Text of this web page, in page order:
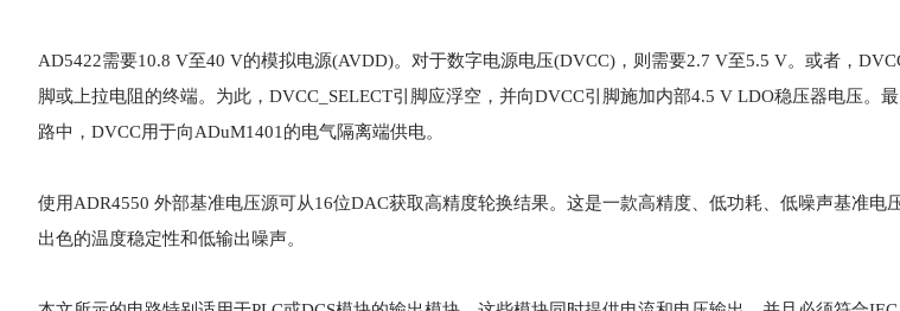
AD5422需要10.8 V至40 V的模拟电源(AVDD)。对于数字电源电压(DVCC)，则需要2.7 V至5.5 V。或者，
脚或上拉电阻的终端。为此，DVCC_SELECT引脚应浮空，并向DVCC引脚施加内部4.5 V LDO稳压器电压。
路中，DVCC用于向ADuM1401的电气隔离端供电。
使用ADR4550 外部基准电压源可从16位DAC获取高精度轮换结果。这是一款高精度、低功耗、低噪声基准电
出色的温度稳定性和低输出噪声。